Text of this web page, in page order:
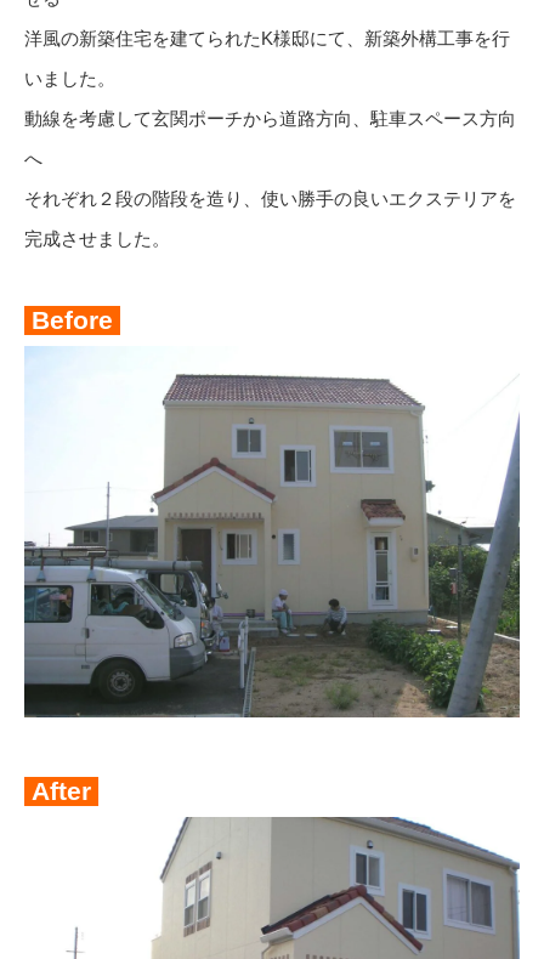
洋風の新築住宅を建てられたK様邸にて、新築外構工事を行
いました。
動線を考慮して玄関ポーチから道路方向、駐車スペース方向
へ
それぞれ２段の階段を造り、使い勝手の良いエクステリアを
完成させました。
Before
After